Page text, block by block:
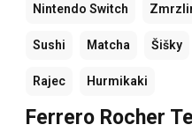
Nintendo Switch
Sushi Matcha Šišky
Rajec Hurmikaki
Ferrero Rocher